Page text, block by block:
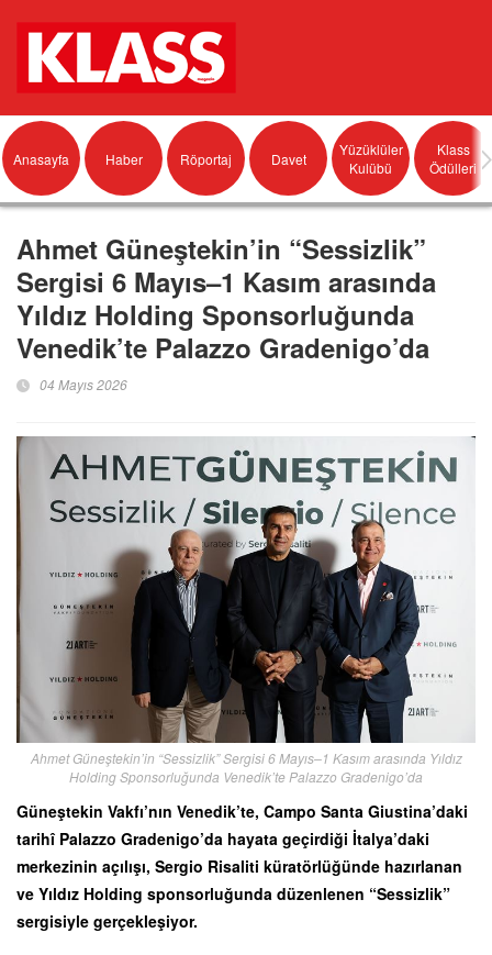
Anasayfa Haber Röportaj Davet
Yüzüklüler
Kulübü
Klass
Ödülleri
Ahmet Güneştekin’in “Sessizlik”
Sergisi 6 Mayıs–1 Kasım arasında
Yıldız Holding Sponsorluğunda
Venedik’te Palazzo Gradenigo’da
04 Mayıs 2026
Ahmet Güneştekin’in “Sessizlik” Sergisi 6 Mayıs–1 Kasım arasında Yıldız
Holding Sponsorluğunda Venedik’te Palazzo Gradenigo’da
Güneştekin Vakfı’nın Venedik’te, Campo Santa Giustina’daki
tarihî Palazzo Gradenigo’da hayata geçirdiği İtalya’daki
merkezinin açılışı, Sergio Risaliti küratörlüğünde hazırlanan
ve Yıldız Holding sponsorluğunda düzenlenen “Sessizlik”
sergisiyle gerçekleşiyor.